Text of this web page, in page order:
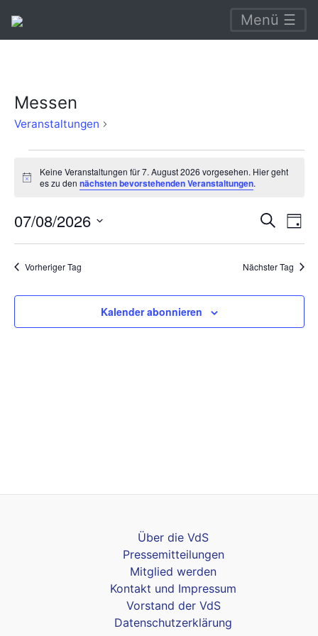
Menü ☰
Messen
Veranstaltungen
für
August
Hinweis
Keine Veranstaltungen für 7. August 2026 vorgesehen. Hier geht
es zu den nächsten bevorstehenden Veranstaltungen.
Suche
und
SucheTag
07/08/2026
Datum
Vorheriger Tag Nächster Tag
Kalender abonnieren
Über die VdS
Pressemitteilungen
Mitglied werden
Kontakt und Impressum
Vorstand der VdS
Datenschutzerklärung